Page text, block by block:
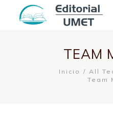
TEAM
Inicio
All
Team